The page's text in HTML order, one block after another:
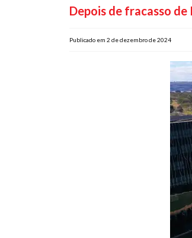
Depois de fracasso
Publicado em 2 de dezembro de 2024